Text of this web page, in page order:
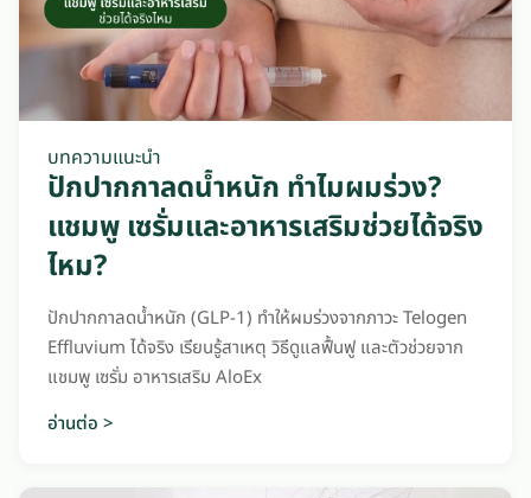
บทความแนะนำ
ปักปากกาลดน้ำหนัก ทำไมผมร่วง?
แชมพู เซรั่มและอาหารเสริมช่วยได้จริง
ไหม?
ปักปากกาลดน้ำหนัก (GLP-1) ทำให้ผมร่วงจากภาวะ Telogen
Effluvium ได้จริง เรียนรู้สาเหตุ วิธีดูแลฟื้นฟู และตัวช่วยจาก
แชมพู เซรั่ม อาหารเสริม AloEx
อ่านต่อ >